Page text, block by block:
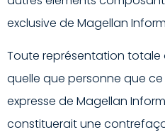
exclusive de Magellan
Toute représentation totale
quelle que personne que ce
expresse de Magellan
constituerait une